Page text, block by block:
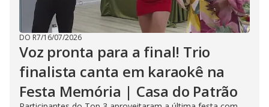
DO R7/16/07/2026
Voz pronta para a final! Trio
finalista canta em karaokê na
Festa Memória | Casa do Patrão